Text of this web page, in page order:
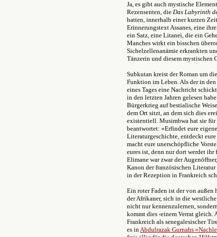
Ja, es gibt auch mystische
Rezensenten, die Das Labyrinth
hatten, innerhalb einer kurzen
Erinnerungstext Assanes, eine
ein Satz, eine Litanei, die ein
Manches wirkt ein bisschen
Sichelzellenanämie erkrankten
Tänzerin und diesem mystischen
Subkutan kreist der Roman um
Funktion im Leben. Als der in
eines Tages eine Nachricht
in den letzten Jahren gelesen
Bürgerkrieg auf bestialische
dem Ort sitzt, an dem sich dies
existentiell. Musimbwa hat sie
beantwortet: »Erfindet eure
Literaturgeschichte, entdeckt
macht eure unerschöpfliche
eures ist, denn nur dort werdet ihr
Elimane war zwar der
Kanon der französischen
in der Rezeption in Frankreich
Ein roter Faden ist der von außen
der Afrikaner, sich in die
nicht nur kennenzulernen,
kommt dies ‹einem Verrat
Frankreich als senegalesischer
es inAbdulrazak Gurnahs